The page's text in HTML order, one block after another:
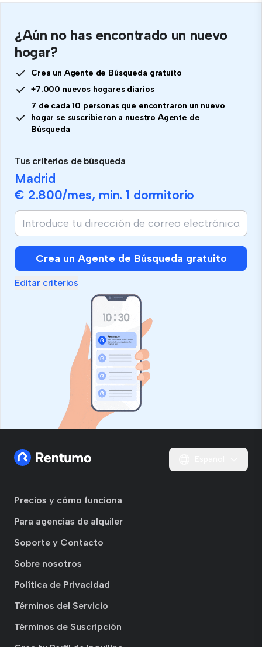
¿Aún no has encontrado un nuevo
hogar?
Crea un Agente de Búsqueda gratuito
+7.000 nuevos hogares diarios
7 de cada 10 personas que encontraron un nuevo
hogar se suscribieron a nuestro Agente de
Búsqueda
Tus criterios de búsqueda
Madrid
€ 2.800/mes, min. 1 dormitorio
Si
eres
humano,
ignora
este
campo
Crea un Agente de Búsqueda gratuito
Editar criterios
Precios y cómo funciona
Para agencias de alquiler
Soporte y Contacto
Sobre nosotros
Política de Privacidad
Términos del Servicio
Términos de Suscripción